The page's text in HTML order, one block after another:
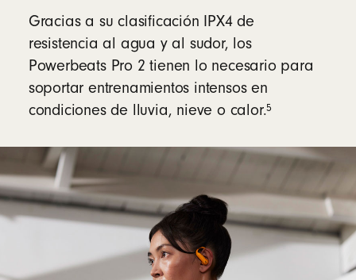
Gracias a su clasificación IPX4 de
resistencia al agua y al sudor, los
Powerbeats Pro 2 tienen lo necesario para
soportar entrenamientos intensos en
condiciones de lluvia, nieve o calor.5